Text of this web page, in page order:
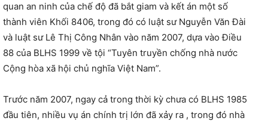
quan an ninh của chế độ đã bắt giam và kết án một số
thành viên Khối 8406, trong đó có luật sư Nguyễn Văn Đài
và luật sư Lê Thị Công Nhân vào năm 2007, dựa vào Điều
88 của BLHS 1999 về tội “Tuyên truyền chống nhà nước
Cộng hòa xã hội chủ nghĩa Việt Nam”.
Trước năm 2007, ngay cả trong thời kỳ chưa có BLHS 1985
đầu tiên, nhiều vụ án chính trị lớn đã xảy ra , trong đó nhà